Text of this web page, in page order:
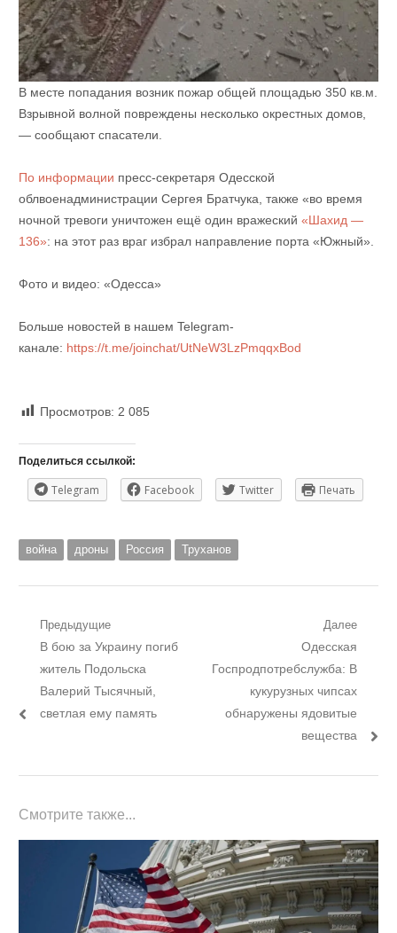
В месте попадания возник пожар общей площадью 350 кв.м.
Взрывной волной повреждены несколько окрестных домов,
— сообщают спасатели.
По информации пресс-секретаря Одесской
облвоенадминистрации Сергея Братчука, также «во время
ночной тревоги уничтожен ещё один вражеский «Шахид —
136»: на этот раз враг избрал направление порта «Южный».
Фото и видео: «Одесса»
Больше новостей в нашем Telegram-
канале: https://t.me/joinchat/UtNeW3LzPmqqxBod
Просмотров: 2 085
Поделиться ссылкой:
Telegram Facebook Twitter Печать
война дроны Россия Труханов
Навигация
по
записям
Предыдущие
Предыдущий
пост:
В бою за Украину погиб
житель Подольска
Валерий Тысячный,
светлая ему память
Далее
Следующий
пост:
Одесская
Госпродпотребслужба: В
кукурузных чипсах
обнаружены ядовитые
вещества
Смотрите также...